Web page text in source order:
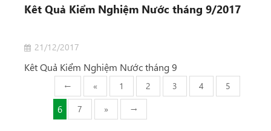
Kêt Quả Kiểm Nghiệm Nước tháng 9/2017
21/12/2017
Kêt Quả Kiểm Nghiệm Nước tháng 9
← « 1 2 3 4 5
6 7 » →